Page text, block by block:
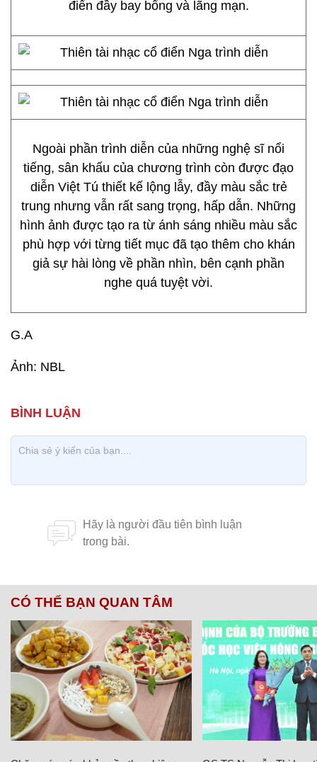
điển đầy bay bổng và lãng mạn.
Ngoài phần trình diễn của những nghệ sĩ nổi
tiếng, sân khấu của chương trình còn được đạo
diễn Việt Tú thiết kế lộng lẫy, đầy màu sắc trẻ
trung nhưng vẫn rất sang trọng, hấp dẫn. Những
hình ảnh được tạo ra từ ánh sáng nhiều màu sắc
phù hợp với từng tiết mục đã tạo thêm cho khán
giả sự hài lòng về phần nhìn, bên cạnh phần
nghe quá tuyệt vời.
G.A
Ảnh: NBL
CÓ THỂ BẠN QUAN TÂM